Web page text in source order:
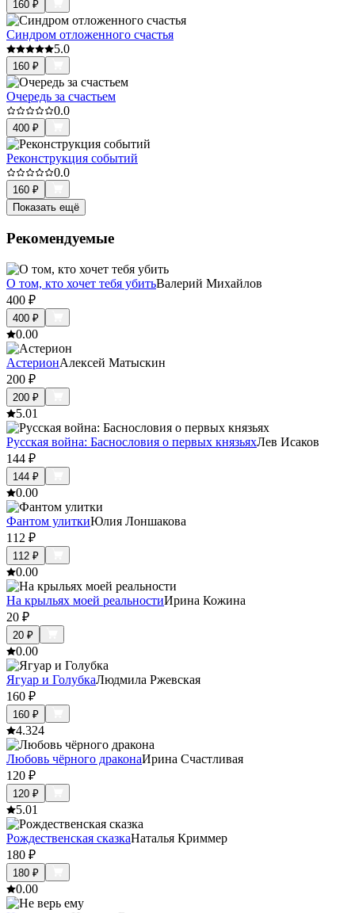
160 ₽
Синдром отложенного счастья
5.0
160 ₽
Очередь за счастьем
0.0
400 ₽
Реконструкция событий
0.0
160 ₽
Показать ещё
Рекомендуемые
О том, кто хочет тебя убитьВалерий Михайлов
400 ₽
400 ₽
0.00
АстерионАлексей Матыскин
200 ₽
200 ₽
5.01
Русская война: Баснословия о первых князьяхЛев Исаков
144 ₽
144 ₽
0.00
Фантом улиткиЮлия Лоншакова
112 ₽
112 ₽
0.00
На крыльях моей реальностиИрина Кожина
20 ₽
20 ₽
0.00
Ягуар и ГолубкаЛюдмила Ржевская
160 ₽
160 ₽
4.324
Любовь чёрного драконаИрина Счастливая
120 ₽
120 ₽
5.01
Рождественская сказкаНаталья Криммер
180 ₽
180 ₽
0.00